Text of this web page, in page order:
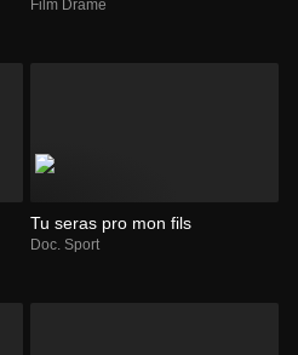
Film Drame
Tu seras pro mon fils
Doc. Sport